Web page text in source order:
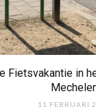
Fietsvakantie in
11 FEBRUARI